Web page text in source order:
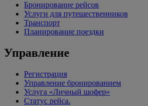
Бронирование рейсов
Услуги для путешественников
Транспорт
Планирование поездки
Управление
Регистрация
Управление бронированием
Услуга «Личный шофер»
Статус рейса.